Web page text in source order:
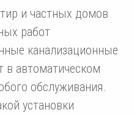
и частных домов
работ
канализационные
в автоматическом
обслуживания.
установки